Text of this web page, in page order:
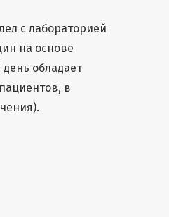
с лабораторией
на основе
обладает
в